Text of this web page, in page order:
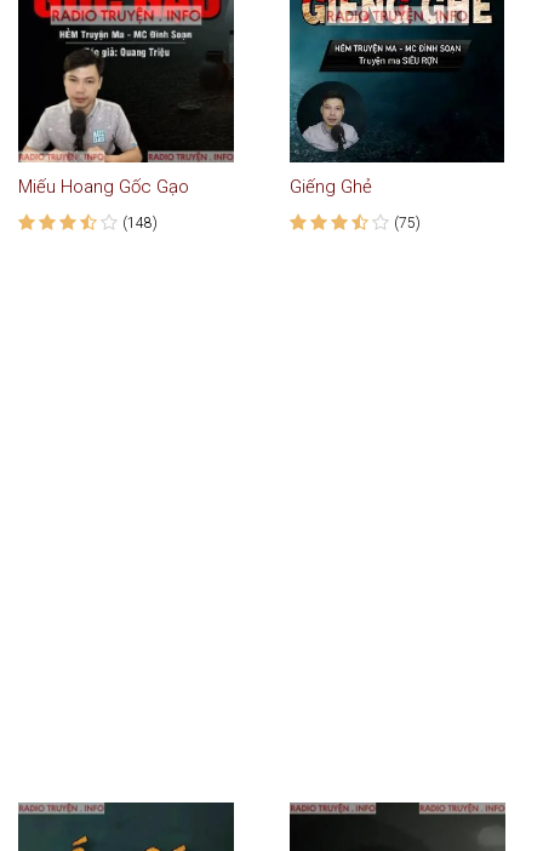
Miếu Hoang Gốc Gạo
(148)
Giếng Ghẻ
(75)